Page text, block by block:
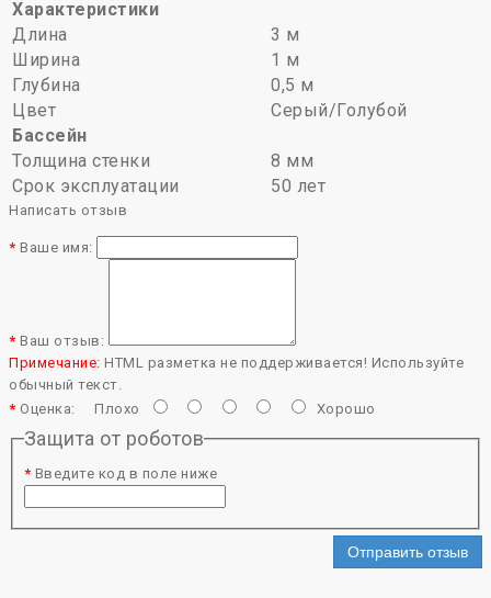
Характеристики
Длина
3 м
Ширина
1 м
Глубина
0,5 м
Цвет
Серый/Голубой
Бассейн
Толщина стенки
8 мм
Срок эксплуатации
50 лет
Написать отзыв
Ваше имя:
Ваш отзыв:
Примечание: HTML разметка не поддерживается! Используйте
обычный текст.
Оценка: Плохо Хорошо
Защита от роботов
Введите код в поле ниже
Отправить отзыв